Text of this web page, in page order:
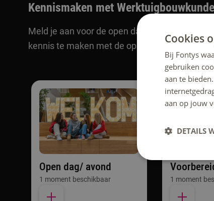
Kennismaken met Werktuigbouwkunde
Meld je aan voor de open dag, een online
kennis te maken met de opleiding.
Open dag/ avond
1 moment beschikbaar 1 moment
Cookies
Bij Fontys
gebruiken
aan te
aan op jouw
DETAILS